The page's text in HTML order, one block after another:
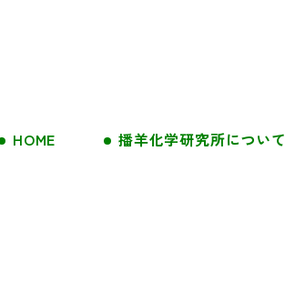
HOME 播羊化学研究所について